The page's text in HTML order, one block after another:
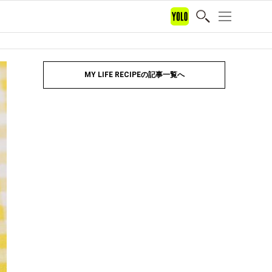
MY LIFE RECIPEの記事一覧へ